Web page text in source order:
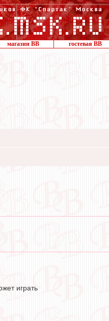
магазин ВВ гостевая ВВ
играть